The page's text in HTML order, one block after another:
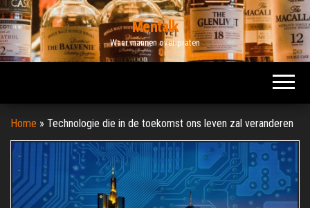
Ga
naar
de
inhoud
Mentalk
Waar mannen over praten
Home » Technologie die in de toekomst ons leven zal veranderen